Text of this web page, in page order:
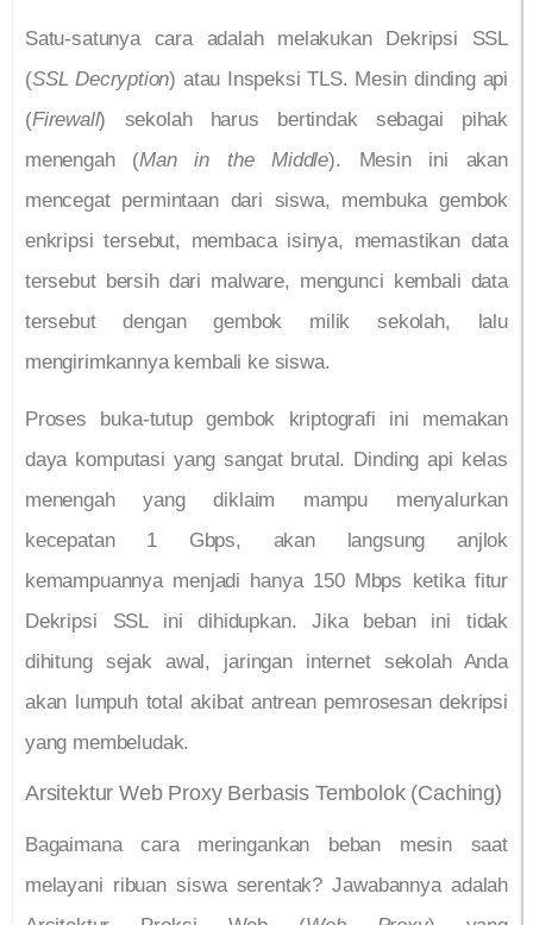
Satu-satunya cara adalah melakukan Dekripsi SSL
(SSL Decryption) atau Inspeksi TLS. Mesin dinding api
(Firewall) sekolah harus bertindak sebagai pihak
menengah (Man in the Middle). Mesin ini akan
mencegat permintaan dari siswa, membuka gembok
enkripsi tersebut, membaca isinya, memastikan data
tersebut bersih dari malware, mengunci kembali data
tersebut dengan gembok milik sekolah, lalu
mengirimkannya kembali ke siswa.
Proses buka-tutup gembok kriptografi ini memakan
daya komputasi yang sangat brutal. Dinding api kelas
menengah yang diklaim mampu menyalurkan
kecepatan 1 Gbps, akan langsung anjlok
kemampuannya menjadi hanya 150 Mbps ketika fitur
Dekripsi SSL ini dihidupkan. Jika beban ini tidak
dihitung sejak awal, jaringan internet sekolah Anda
akan lumpuh total akibat antrean pemrosesan dekripsi
yang membeludak.
Arsitektur Web Proxy Berbasis Tembolok (Caching)
Bagaimana cara meringankan beban mesin saat
melayani ribuan siswa serentak? Jawabannya adalah